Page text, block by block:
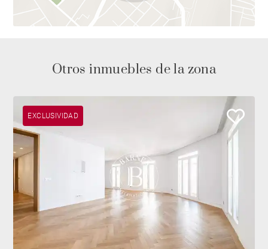
Retiro y de la Quinta de la Fuente del Berro, esta
propiedad representa una oportunidad excepcional
Otros inmuebles de la zona
EXCLUSIVIDAD